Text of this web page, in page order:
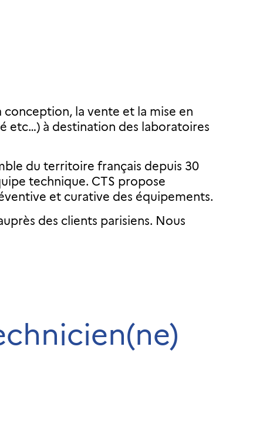
conception, la vente et la mise en
etc…) à destination des laboratoires
du territoire français depuis 30
technique. CTS propose
et curative des équipements.
des clients parisiens. Nous